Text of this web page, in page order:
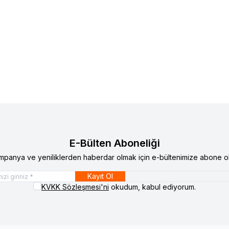
E-Bülten Aboneliği
ve yeniliklerden haberdar olmak için e-bültenimize abone
Kayıt Ol
KVKK Sözleşmesi'ni okudum, kabul ediyorum.